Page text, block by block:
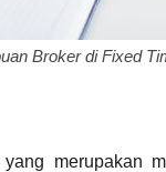
Broker di Fixed
merupakan